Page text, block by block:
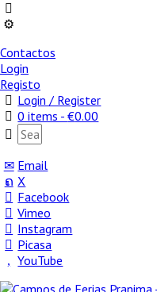
Contactos
Login
Registo
Login / Register
0 items -€0.00
Email
X
Facebook
Vimeo
Instagram
Picasa
YouTube